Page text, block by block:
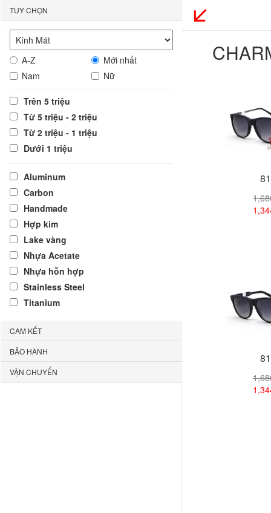
TÙY CHỌN
A-Z
Mới nhất
Nam
Nữ
Trên 5 triệu
Từ 5 triệu - 2 triệu
Từ 2 triệu - 1 triệu
Dưới 1 triệu
Aluminum
Carbon
Handmade
Hợp kim
Lake vàng
Nhựa Acetate
Nhựa hỗn hợp
Stainless Steel
Titanium
CAM KẾT
BẢO HÀNH
VẬN CHUYỂN